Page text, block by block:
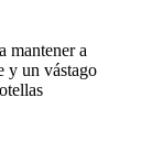
mantener a
y un vástago